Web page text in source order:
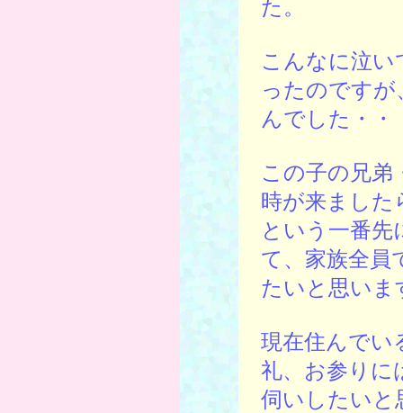
た。
こんなに泣
ったのです
んでした・・
この子の兄弟
時が来ました
という一番
て、家族全員
たいと思いま
現在住んでい
礼、お参りに
伺いしたいと